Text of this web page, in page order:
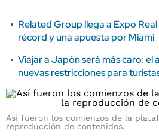
Related Group llega a Expo
récord y una apuesta por Miami
Viajar a Japón será más caro: el
nuevas restricciones para
Así fueron los comienzos de la
reproducción de contenidos.